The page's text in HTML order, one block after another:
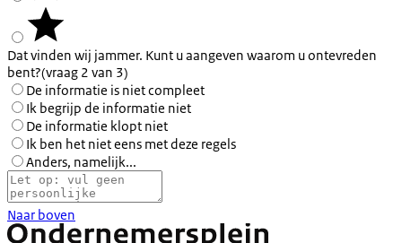
Dat vinden wij jammer. Kunt u aangeven waarom u ontevreden
bent?(vraag 2 van 3)
De informatie is niet compleet
Ik begrijp de informatie niet
De informatie klopt niet
Ik ben het niet eens met deze regels
Anders, namelijk...
Naar boven